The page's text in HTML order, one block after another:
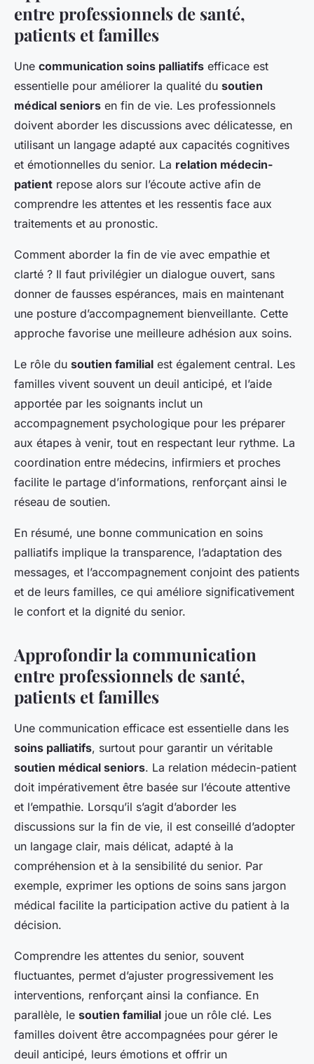
entre professionnels de santé,
patients et familles
Une communication soins palliatifs efficace est
essentielle pour améliorer la qualité du soutien
médical seniors en fin de vie. Les professionnels
doivent aborder les discussions avec délicatesse, en
utilisant un langage adapté aux capacités cognitives
et émotionnelles du senior. La relation médecin-
patient repose alors sur l’écoute active afin de
comprendre les attentes et les ressentis face aux
traitements et au pronostic.
Comment aborder la fin de vie avec empathie et
clarté ? Il faut privilégier un dialogue ouvert, sans
donner de fausses espérances, mais en maintenant
une posture d’accompagnement bienveillante. Cette
approche favorise une meilleure adhésion aux soins.
Le rôle du soutien familial est également central. Les
familles vivent souvent un deuil anticipé, et l’aide
apportée par les soignants inclut un
accompagnement psychologique pour les préparer
aux étapes à venir, tout en respectant leur rythme. La
coordination entre médecins, infirmiers et proches
facilite le partage d’informations, renforçant ainsi le
réseau de soutien.
En résumé, une bonne communication en soins
palliatifs implique la transparence, l’adaptation des
messages, et l’accompagnement conjoint des patients
et de leurs familles, ce qui améliore significativement
le confort et la dignité du senior.
Approfondir la communication
entre professionnels de santé,
patients et familles
Une communication efficace est essentielle dans les
soins palliatifs, surtout pour garantir un véritable
soutien médical seniors. La relation médecin-patient
doit impérativement être basée sur l’écoute attentive
et l’empathie. Lorsqu’il s’agit d’aborder les
discussions sur la fin de vie, il est conseillé d’adopter
un langage clair, mais délicat, adapté à la
compréhension et à la sensibilité du senior. Par
exemple, exprimer les options de soins sans jargon
médical facilite la participation active du patient à la
décision.
Comprendre les attentes du senior, souvent
fluctuantes, permet d’ajuster progressivement les
interventions, renforçant ainsi la confiance. En
parallèle, le soutien familial joue un rôle clé. Les
familles doivent être accompagnées pour gérer le
deuil anticipé, leurs émotions et offrir un